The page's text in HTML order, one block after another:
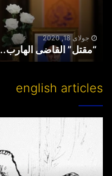
جولای 18, 2020
“مقتل” القاضی
english articles
others’